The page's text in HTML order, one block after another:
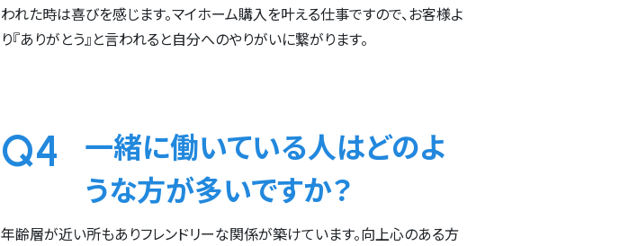
われた時は喜びを感じます。マイホーム購入を叶える仕事ですので、お客様よ
り『ありがとう』と言われると自分へのやりがいに繋がります。
Q4
一緒に働いている人はどのよ
うな方が多いですか？
年齢層が近い所もありフレンドリーな関係が築けています。向上心のある方